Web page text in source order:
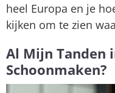
heel Europa en je
kijken om te zien
Al Mijn Tanden
Schoonmaken?